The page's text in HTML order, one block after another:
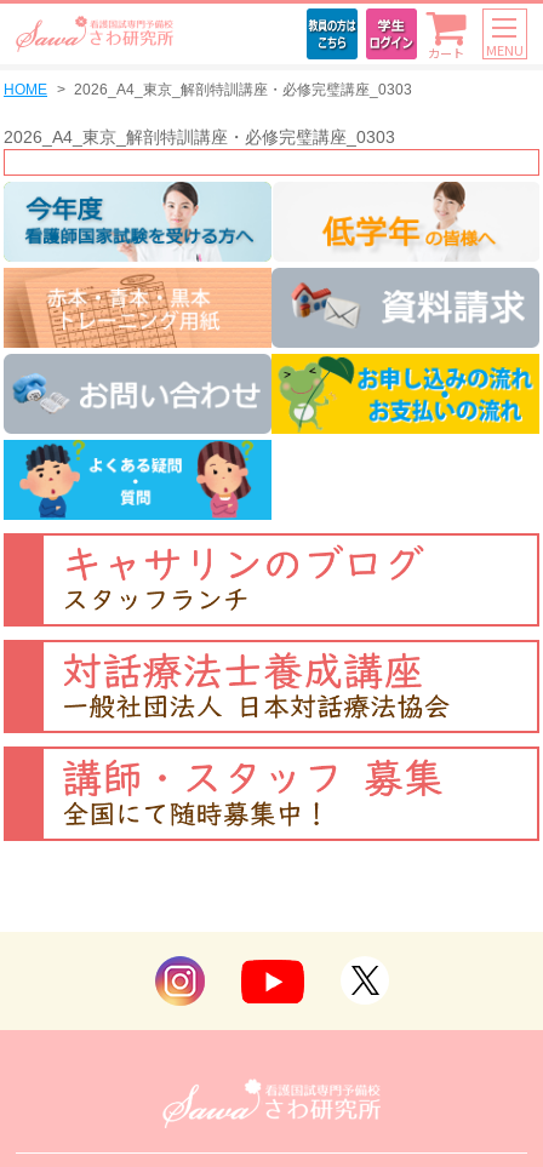
カート MENU
HOME 2026_A4_東京_解剖特訓講座・必修完璧講座_0303
2026_A4_東京_解剖特訓講座・必修完璧講座_0303